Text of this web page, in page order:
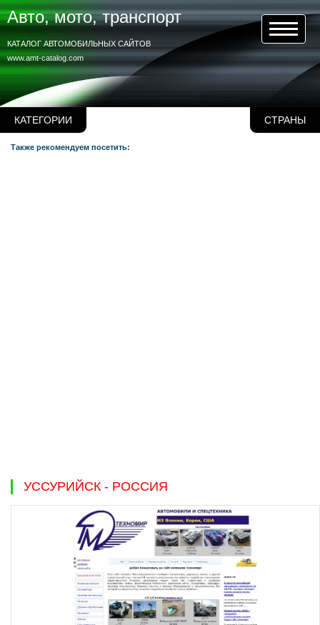
КАТЕГОРИИ СТРАНЫ
Авто, мото, транспорт
www.amt-catalog.com
КАТАЛОГ АВТОМОБИЛЬНЫХ САЙТОВ
Также рекомендуем посетить:
УССУРИЙСК - РОССИЯ